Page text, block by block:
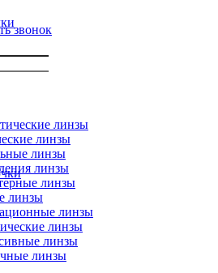
звонок
линзы
линзы
линзы
линзы
линзы
линзы
линзы
линзы
линзы
линзы